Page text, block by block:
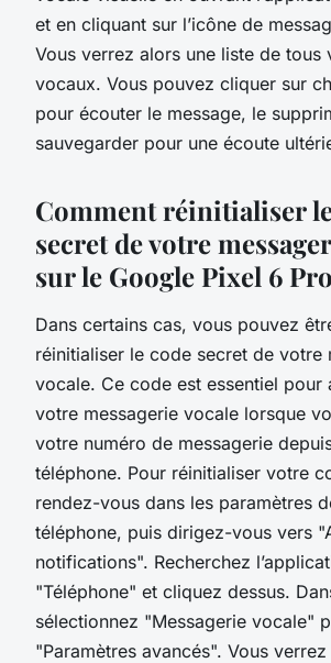
et en cliquant sur l’icône de
Vous verrez alors une liste de tous
vocaux. Vous pouvez cliquer sur
pour écouter le message, le
sauvegarder pour une écoute
Comment réinitialiser
secret de votre
sur le Google Pixel 6 Pro
Dans certains cas, vous pouvez
réinitialiser le code secret de votre
vocale. Ce code est essentiel pour
votre messagerie vocale lorsque
votre numéro de messagerie
téléphone. Pour réinitialiser votre
rendez-vous dans les paramètres
téléphone, puis dirigez-vous vers
notifications". Recherchez
"Téléphone" et cliquez dessus.
sélectionnez "Messagerie vocale"
"Paramètres avancés". Vous